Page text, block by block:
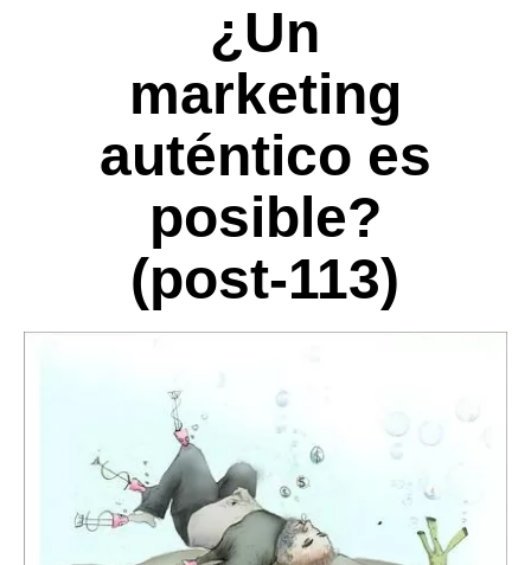
¿Un
marketing
auténtico es
posible?
(post-113)